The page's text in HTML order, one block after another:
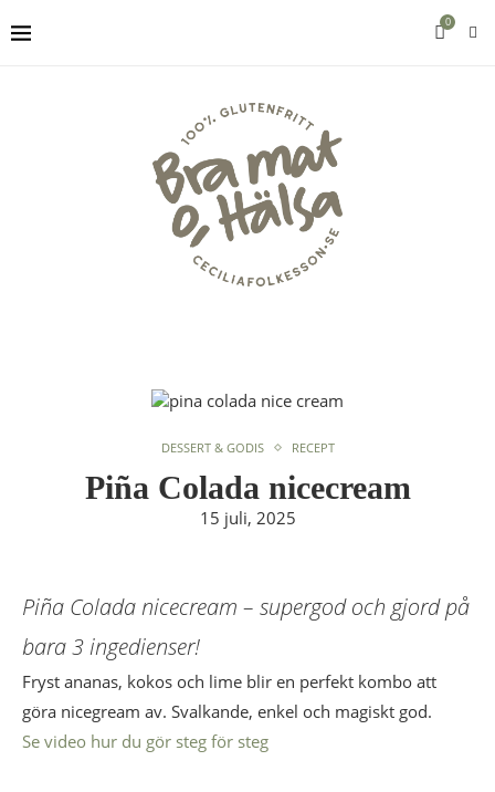
0
DESSERT & GODIS RECEPT
Piña Colada nicecream
15 juli, 2025
Piña Colada nicecream – supergod och gjord på
bara 3 ingedienser!
Fryst ananas, kokos och lime blir en perfekt kombo att
göra nicegream av. Svalkande, enkel och magiskt god.
Se video hur du gör steg för steg